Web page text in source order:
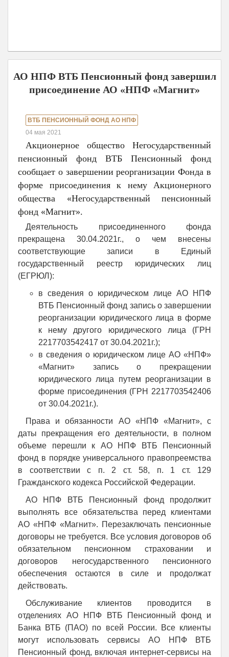
АО НПФ ВТБ Пенсионный фонд завершил
присоединение АО «НПФ «Магнит»
ВТБ ПЕНСИОННЫЙ ФОНД АО НПФ
04 мая 2021
Акционерное общество Негосударственный
пенсионный фонд ВТБ Пенсионный фонд
сообщает о завершении реорганизации Фонда в
форме присоединения к нему Акционерного
общества «Негосударственный пенсионный
фонд «Магнит».
Деятельность присоединенного фонда
прекращена 30.04.2021г., о чем внесены
соответствующие записи в Единый
государственный реестр юридических лиц
(ЕГРЮЛ):
в сведения о юридическом лице АО НПФ
ВТБ Пенсионный фонд запись о завершении
реорганизации юридического лица в форме
к нему другого юридического лица (ГРН
2217703542417 от 30.04.2021г.);
в сведения о юридическом лице АО «НПФ»
«Магнит» запись о прекращении
юридического лица путем реорганизации в
форме присоединения (ГРН 2217703542406
от 30.04.2021г.).
Права и обязанности АО «НПФ «Магнит», с
даты прекращения его деятельности, в полном
объеме перешли к АО НПФ ВТБ Пенсионный
фонд в порядке универсального правопреемства
в соответствии с п. 2 ст. 58, п. 1 ст. 129
Гражданского кодекса Российской Федерации.
АО НПФ ВТБ Пенсионный фонд продолжит
выполнять все обязательства перед клиентами
АО «НПФ «Магнит». Перезаключать пенсионные
договоры не требуется. Все условия договоров об
обязательном пенсионном страховании и
договоров негосударственного пенсионного
обеспечения остаются в силе и продолжат
действовать.
Обслуживание клиентов проводится в
отделениях АО НПФ ВТБ Пенсионный фонд и
Банка ВТБ (ПАО) по всей России. Все клиенты
могут использовать сервисы АО НПФ ВТБ
Пенсионный фонд, включая интернет-сервисы на